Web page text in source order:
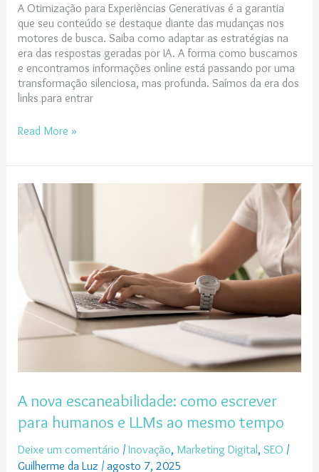
A Otimização para Experiências Generativas é a garantia
que seu conteúdo se destaque diante das mudanças nos
motores de busca. Saiba como adaptar as estratégias na
era das respostas geradas por IA. A forma como buscamos
e encontramos informações online está passando por uma
transformação silenciosa, mas profunda. Saímos da era dos
links para entrar
Read More »
A nova escaneabilidade: como escrever
para humanos e LLMs ao mesmo tempo
Deixe um comentário /Inovação, Marketing Digital, SEO /
Guilherme da Luz /agosto 7, 2025
nova
escaneabilidade:
escrever
humanos
LLMs
mesmo